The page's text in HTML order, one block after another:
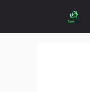
content